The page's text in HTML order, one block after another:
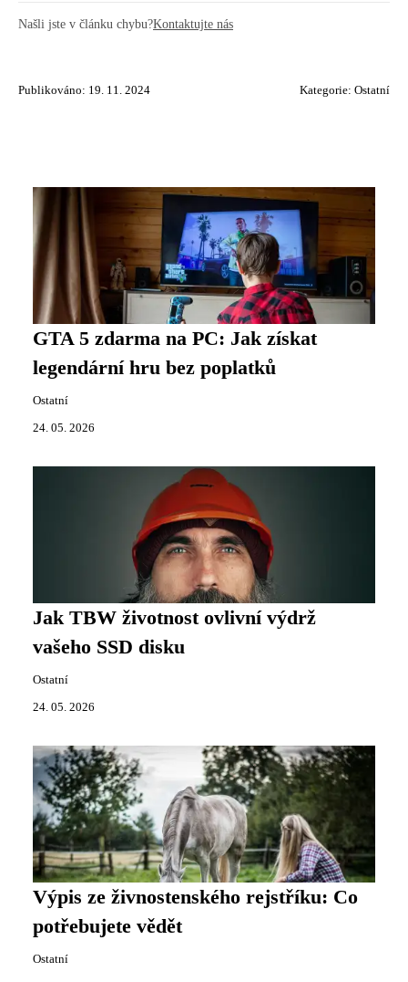
Našli jste v článku chybu?Kontaktujte nás
Publikováno: 19. 11. 2024 Kategorie: Ostatní
GTA 5 zdarma na PC: Jak získat
legendární hru bez poplatků
Ostatní
24. 05. 2026
Jak TBW životnost ovlivní výdrž
vašeho SSD disku
Ostatní
24. 05. 2026
Výpis ze živnostenského rejstříku: Co
potřebujete vědět
Ostatní